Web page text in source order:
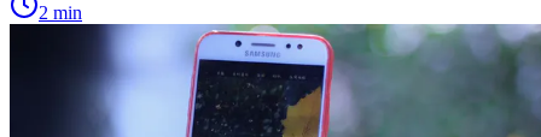
2 min